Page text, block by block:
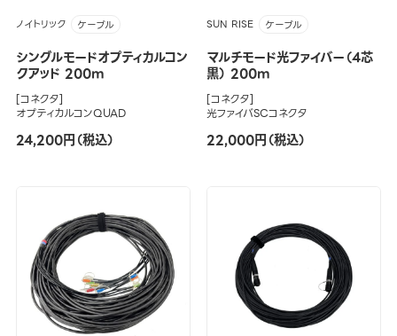
ノイトリック ケーブル
シングルモードオプティカルコン
クアッド 200m
[コネクタ]
オプティカルコンQUAD
24,200円（税込）
SUN RISE ケーブル
マルチモード光ファイバー（4芯
黒） 200m
[コネクタ]
光ファイバSCコネクタ
22,000円（税込）